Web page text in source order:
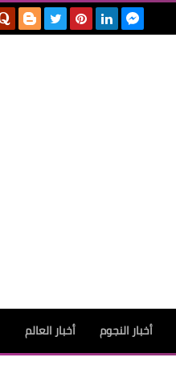
أخبار النجوم أخبار العالم